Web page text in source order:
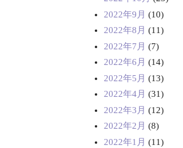
2022年9月 (10)
2022年8月 (11)
2022年7月 (7)
2022年6月 (14)
2022年5月 (13)
2022年4月 (31)
2022年3月 (12)
2022年2月 (8)
2022年1月 (11)